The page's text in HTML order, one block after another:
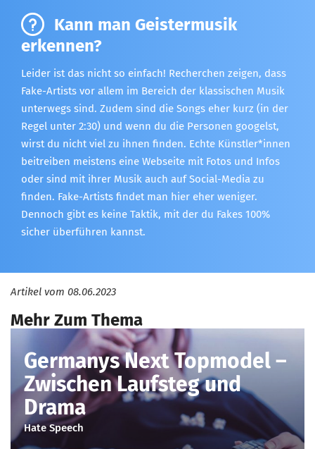
Kann man Geistermusik
erkennen?
Leider ist das nicht so einfach! Recherchen zeigen, dass
Fake-Artists vor allem im Bereich der klassischen Musik
unterwegs sind. Zudem sind die Songs eher kurz (in der
Regel unter 2:30) und wenn du die Personen googelst,
wirst du nicht viel zu ihnen finden. Echte Künstler*innen
beitreiben meistens eine Webseite mit Fotos und Infos
oder sind mit ihrer Musik auch auf Social-Media zu
finden. Fake-Artists findet man hier eher weniger.
Dennoch gibt es keine Taktik, mit der du Fakes 100%
sicher überführen kannst.
Artikel vom 08.06.2023
Mehr Zum Thema
Germanys Next Topmodel –
Zwischen Laufsteg und
Drama
Hate Speech